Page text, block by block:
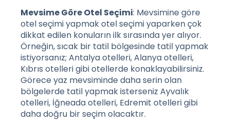
Mevsime Göre Otel Seçimi: Mevsimine göre
otel seçimi yapmak otel seçimi yaparken çok
dikkat edilen konuların ilk sırasında yer alıyor.
Örneğin, sıcak bir tatil bölgesinde tatil yapmak
istiyorsanız; Antalya otelleri, Alanya otelleri,
Kıbrıs otelleri gibi otellerde konaklayabilirsiniz.
Görece yaz mevsiminde daha serin olan
bölgelerde tatil yapmak isterseniz Ayvalık
otelleri, İğneada otelleri, Edremit otelleri gibi
daha doğru bir seçim olacaktır.